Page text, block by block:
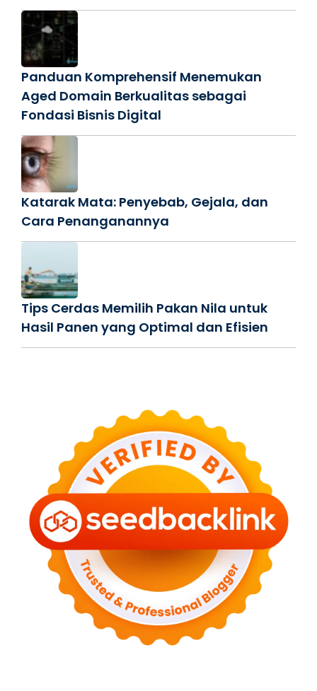
Panduan Komprehensif Menemukan
Aged Domain Berkualitas sebagai
Fondasi Bisnis Digital
Katarak Mata: Penyebab, Gejala, dan
Cara Penanganannya
Tips Cerdas Memilih Pakan Nila untuk
Hasil Panen yang Optimal dan Efisien